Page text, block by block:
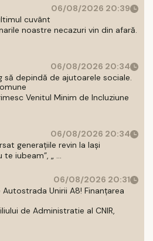
06/08/2026 20:39
cuvânt
noastre necazuri vin din afară.
06/08/2026 20:34
să depindă de ajutoarele sociale.
Venitul Minim de Incluziune
06/08/2026 20:34
generațiile revin la Iași
te iubeam”, „ ...
06/08/2026 20:31
Unirii A8! Finanțarea
de Administratie al CNIR,